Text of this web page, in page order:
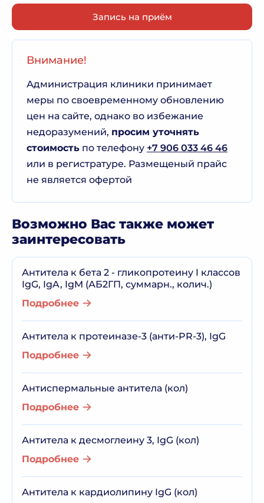
Запись на приём
Внимание!
Администрация клиники принимает
меры по своевременному обновлению
цен на сайте, однако во избежание
недоразумений, просим уточнять
стоимость по телефону +7 906 033 46 46
или в регистратуре. Размещеный прайс
не является офертой
Возможно Вас также может
заинтересовать
Антитела к бета 2 - гликопротеину I классов
IgG, IgA, IgM (АБ2ГП, суммарн., колич.)
Подробнее
Антитела к протеиназе-3 (анти-PR-3), IgG
Подробнее
Антиспермальные антитела (кол)
Подробнее
Антитела к десмоглеину 3, IgG (кол)
Подробнее
Антитела к кардиолипину IgG (кол)